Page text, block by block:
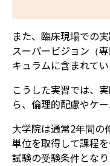
また、臨床現場での
スーパービジョン（
キュラムに含まれてい
こうした実習では、
ら、倫理的配慮やケ
大学院は通常2年間の
単位を取得して課程
試験の受験条件となり